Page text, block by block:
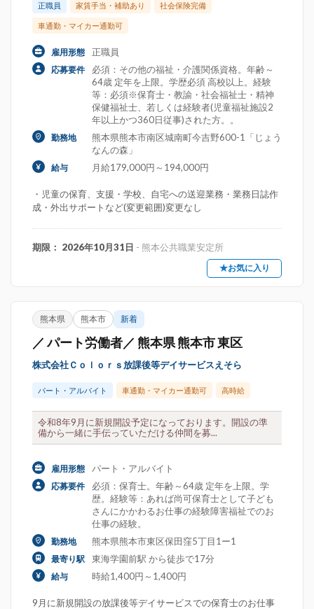
正職員 家賃手当・補助あり 社会保険完備
車通勤・マイカー通勤可
雇用形態 正職員
応募要件
必須：その他の福祉・介護関係資格。年齢～
64歳 定年を上限。学歴必須 高校以上。経験
等：必須※保育士・教諭・社会福祉士・精神
保健福祉士、若しくは経験者(児童福祉施設2
年以上かつ360日従事)された方。。
勤務地
熊本県熊本市南区城南町今吉野600-1「じょう
なんの森」
給与 月給179,000円～194,000円
・児童の保育、支援・学校、自宅への送迎業務・業務日誌作
成・外出サポートなど(変更範囲)変更なし
期限： 2026年10月31日 - 熊本公共職業安定所
★お気に入り
熊本県 熊本市 新着
／ パート労働者／ 熊本県 熊本市 東区
株式会社Ｃｏｌｏｒｓ放課後等デイサービスえそら
パート・アルバイト 車通勤・マイカー通勤可 高時給
令和8年9月に新規開設予定になっております。開設の準
備から一緒に手伝っていただける仲間を募...
雇用形態 パート・アルバイト
応募要件
必須：保育士。年齢～64歳 定年を上限。学
歴。経験等：あれば尚可保育士として子ども
さんにかかわるお仕事の経験障害福祉でのお
仕事の経験。
勤務地 熊本県熊本市東区保田窪5丁目1ー1
最寄り駅 東海学園前駅 から徒歩で17分
給与 時給1,400円～1,400円
9月に新規開設の放課後等デイサービスでの保育士のお仕事